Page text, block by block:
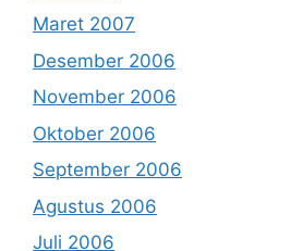
Maret 2007
Desember 2006
November 2006
Oktober 2006
September 2006
Agustus 2006
Juli 2006